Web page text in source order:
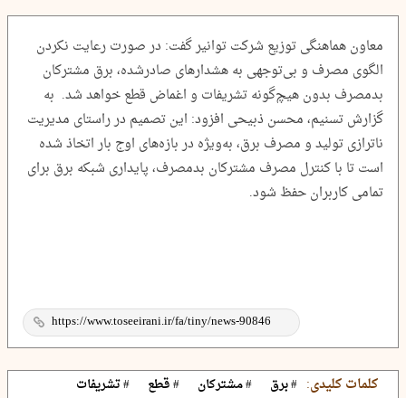
معاون هماهنگی توزیع شرکت توانیر گفت: در صورت رعایت نکردن
الگوی مصرف و بی‌توجهی به هشدارهای صادرشده، برق مشترکان
بدمصرف بدون هیچ‌گونه تشریفات و اغماض قطع خواهد شد. به
گزارش تسنیم، محسن ذبیحی افزود: این تصمیم در راستای مدیریت
ناترازی تولید و مصرف برق، به‌ویژه در بازه‌های اوج بار اتخاذ شده
است تا با کنترل مصرف مشترکان بدمصرف، پایداری شبکه برق برای
تمامی کاربران حفظ شود.
کلمات کلیدی: # برق # مشترکان # قطع # تشریفات